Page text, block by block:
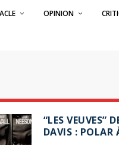
OPINION
“LES VEUVES”
DAVIS : POLAR